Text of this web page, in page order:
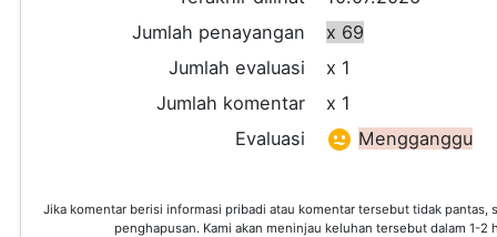
Jumlah penayangan
x 69
Jumlah evaluasi
x 1
Jumlah komentar
x 1
Evaluasi
Mengganggu
Jika komentar berisi informasi pribadi atau komentar tersebut tidak pantas,
penghapusan. Kami akan meninjau keluhan tersebut dalam 1-2